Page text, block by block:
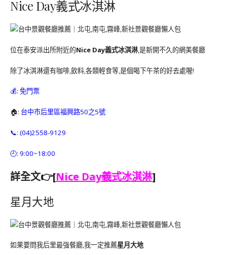
Nice Day義式冰淇淋
位在泰安派出所附近的Nice Day義式冰淇淋,是新開不久的網美餐廳
除了冰淇淋還有咖啡,飲料,各類輕食等,是個喝下午茶的好去處喔!
💰: 免門票
🏠: 台中市后里區福興路50之5號
📞: (04)2558-9129
🕘: 9:00~18:00
詳全文👉[Nice Day義式冰淇淋]
星月大地
如果要問我后里最強餐廳,我一定推薦星月大地